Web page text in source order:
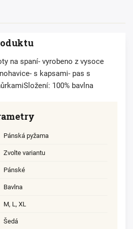
na spaní- vyrobeno z vysoce
s kapsami- pas s
100% bavlna
Pánská pyžama
Zvolte variantu
Pánské
Bavlna
M, L, XL
Šedá